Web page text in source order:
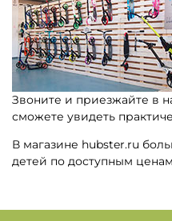
Звоните и приезжайте в
сможете увидеть
В магазине hubster.ru
детей по доступным